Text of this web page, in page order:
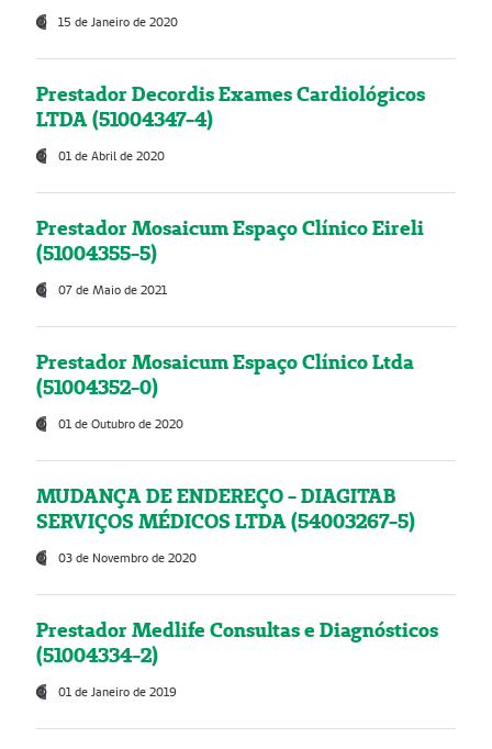
15 de Janeiro de 2020
Prestador Decordis Exames Cardiológicos
LTDA (51004347-4)
01 de Abril de 2020
Prestador Mosaicum Espaço Clínico Eireli
(51004355-5)
07 de Maio de 2021
Prestador Mosaicum Espaço Clínico Ltda
(51004352-0)
01 de Outubro de 2020
MUDANÇA DE ENDEREÇO - DIAGITAB
SERVIÇOS MÉDICOS LTDA (54003267-5)
03 de Novembro de 2020
Prestador Medlife Consultas e Diagnósticos
(51004334-2)
01 de Janeiro de 2019